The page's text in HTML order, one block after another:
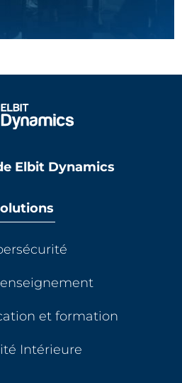
Elbit Dynamics
et formation
Intérieure